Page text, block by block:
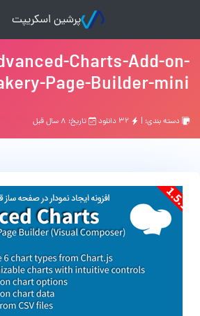
پرشین اسکریپت
Charts-Add-on-
Page-Builder-mini
دسته بندی: | تاریخ: ۸ سال قبل